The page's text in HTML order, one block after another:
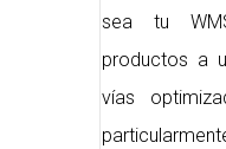
sea tu
productos a
vías